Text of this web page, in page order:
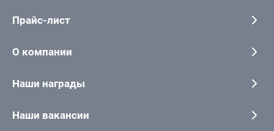
Прайс-лист
О компании
Наши награды
Наши вакансии